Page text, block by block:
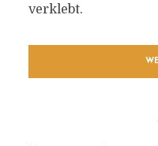
verklebt.